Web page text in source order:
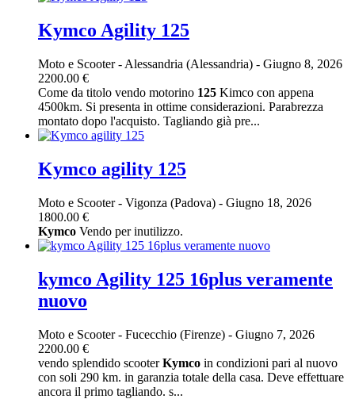
Kymco Agility 125
Moto e Scooter- Alessandria (Alessandria) - Giugno 8, 2026
2200.00 €
Come da titolo vendo motorino 125 Kimco con appena
4500km. Si presenta in ottime considerazioni. Parabrezza
montato dopo l'acquisto. Tagliando già pre...
Kymco agility 125
Moto e Scooter- Vigonza (Padova) - Giugno 18, 2026
1800.00 €
Kymco Vendo per inutilizzo.
kymco Agility 125 16plus veramente
nuovo
Moto e Scooter- Fucecchio (Firenze) - Giugno 7, 2026
2200.00 €
vendo splendido scooterKymco in condizioni pari al nuovo
con soli 290 km. in garanzia totale della casa. Deve effettuare
ancora il primo tagliando. s...